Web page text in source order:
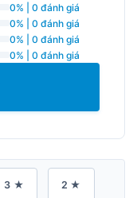
0% | 0 đánh giá
0% | 0 đánh giá
0% | 0 đánh giá
0% | 0 đánh giá
3 ★ 2 ★